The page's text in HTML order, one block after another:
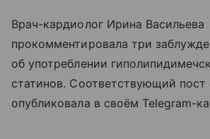
Врач-кардиолог Ирина Васильева
прокомментировала три
об употреблении
статинов. Соответствующий пост
опубликовала в своём Telegram-